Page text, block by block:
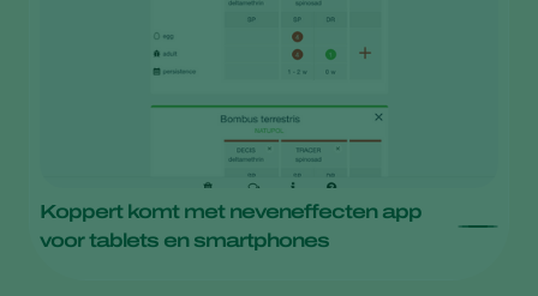
Koppert komt met neveneffecten app
voor tablets en smartphones